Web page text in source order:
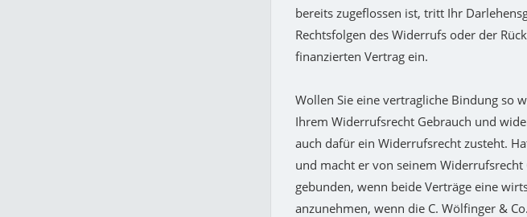
bereits zugeflossen ist, tritt Ihr
Rechtsfolgen des Widerrufs oder der
finanzierten Vertrag ein.
Wollen Sie eine vertragliche Bindung so
Ihrem Widerrufsrecht Gebrauch und
auch dafür ein Widerrufsrecht zusteht.
und macht er von seinem
gebunden, wenn beide Verträge eine
anzunehmen, wenn die C. Wölfinger &